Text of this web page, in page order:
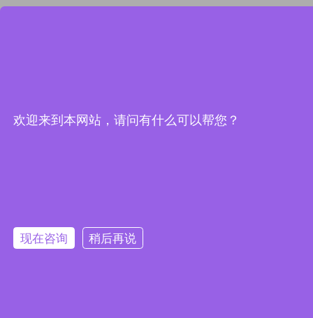
欢迎来到本网站，请问有什么可以帮您？
现在咨询 稍后再说